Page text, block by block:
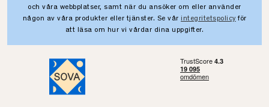
och våra webbplatser, samt när du ansöker om eller använder
någon av våra produkter eller tjänster. Se vår integritetspolicy för
att läsa om hur vi vårdar dina uppgifter.